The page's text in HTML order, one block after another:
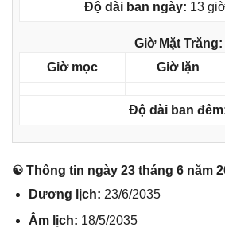
Độ dài ban ngày: 13
Giờ Mặt Trăng:
Giờ mọc
Giờ lặn
Độ dài ban
☯ Thônɡ tin ngày 23 thánɡ 6 năm
Dươnɡ lịch: 23/6/2035
Âm lịch: 18/5/2035